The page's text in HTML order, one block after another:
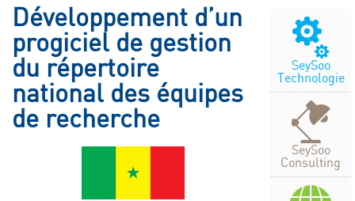
Développement d’un
progiciel de gestion
du répertoire
national des équipes
de recherche
SeySoo
Technologie
SeySoo
Consulting